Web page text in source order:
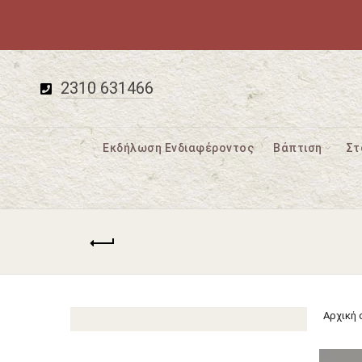
2310 631466
Εκδήλωση Ενδιαφέροντος Βάπτιση
Αρχική